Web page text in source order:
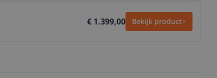
€ 1.399,00 Bekijk product